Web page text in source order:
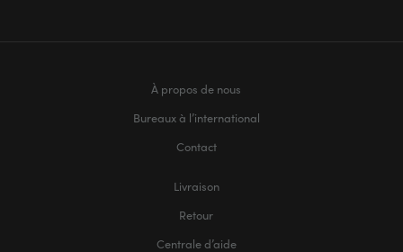
À propos de nous
Bureaux à l’international
Contact
Livraison
Retour
Centrale d’aide